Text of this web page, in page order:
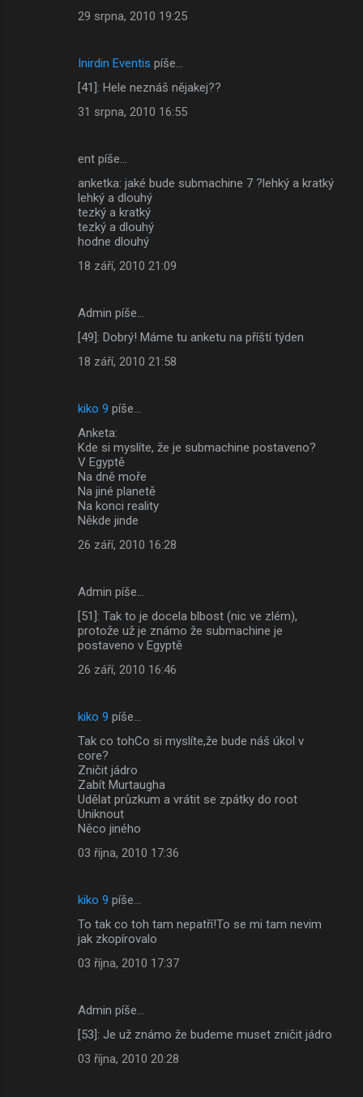
29 srpna, 2010 19:25
Inirdin Eventis píše…
[41]: Hele neznáš nějakej??
31 srpna, 2010 16:55
ent píše…
anketka: jaké bude submachine 7 ?lehký a kratký
lehký a dlouhý
tezký a kratký
tezký a dlouhý
hodne dlouhý
18 září, 2010 21:09
Admin píše…
[49]: Dobrý! Máme tu anketu na příští týden
18 září, 2010 21:58
kiko 9 píše…
Anketa:
Kde si myslíte, že je submachine postaveno?
V Egyptě
Na dně moře
Na jiné planetě
Na konci reality
Někde jinde
26 září, 2010 16:28
Admin píše…
[51]: Tak to je docela blbost (nic ve zlém),
protože už je známo že submachine je
postaveno v Egyptě
26 září, 2010 16:46
kiko 9 píše…
Tak co tohCo si myslíte,že bude náš úkol v
core?
Zničit jádro
Zabít Murtaugha
Udělat průzkum a vrátit se zpátky do root
Uniknout
Něco jiného
03 října, 2010 17:36
kiko 9 píše…
To tak co toh tam nepatří!To se mi tam nevim
jak zkopírovalo
03 října, 2010 17:37
Admin píše…
[53]: Je už známo že budeme muset zničit jádro
03 října, 2010 20:28